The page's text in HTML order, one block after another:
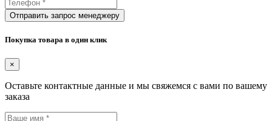
Отправить запрос менеджеру
Покупка товара в один клик
×
Оставьте контактные данные и мы свяжемся с вами по вашему
заказа